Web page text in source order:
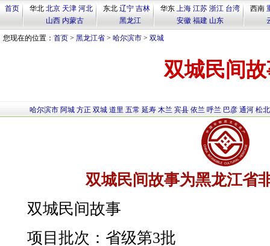
首页 华北 北京 天津 河北
山西 内蒙古
东北 辽宁 吉林
黑龙江
华东 上海 江苏 浙江 台湾
安徽 福建 山东
西南
您现在的位置： 首页 > 黑龙江省 > 哈尔滨市 > 双城
双城民间
哈尔滨市 阿城 方正 双城 道里 五常 延寿 木兰 宾县 依兰 呼兰 巴彦 通河 松北
双城民间故事为黑龙江省
双城民间故事
项目批次：省级第3批